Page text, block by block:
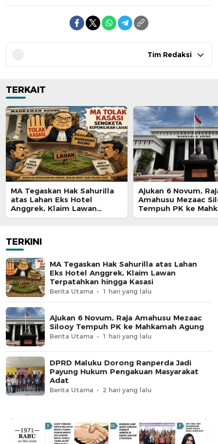
Tim Redaksi
TERKAIT
MA Tegaskan Hak Sahurilla
atas Lahan Eks Hotel
Anggrek, Klaim Lawan
Terpatahkan hingga Kasasi
Ajukan 6 Novum,
Amahusu Mezaac
Tempuh PK ke
Agung
TERKINI
MA Tegaskan Hak Sahurilla atas Lahan
Eks Hotel Anggrek, Klaim Lawan
Terpatahkan hingga Kasasi
Berita Utama 1 hari yang lalu
Ajukan 6 Novum, Raja Amahusu Mezaac
Silooy Tempuh PK ke Mahkamah Agung
Berita Utama 1 hari yang lalu
DPRD Maluku Dorong Ranperda Jadi
Payung Hukum Pengakuan Masyarakat
Adat
Berita Utama 2 hari yang lalu